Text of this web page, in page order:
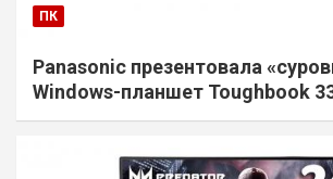
ПК
Panasonic презентовала
Windows-планшет Toughbook